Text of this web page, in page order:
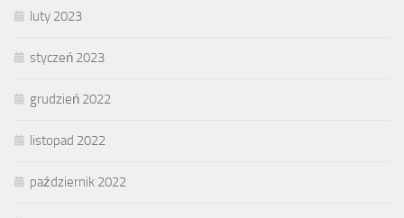
luty 2023
styczeń 2023
grudzień 2022
listopad 2022
październik 2022